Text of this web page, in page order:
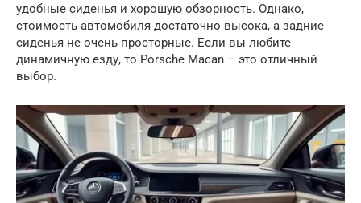
удобные сиденья и хорошую обзорность. Однако,
стоимость автомобиля достаточно высока, а задние
сиденья не очень просторные. Если вы любите
динамичную езду, то Porsche Macan – это отличный
выбор.